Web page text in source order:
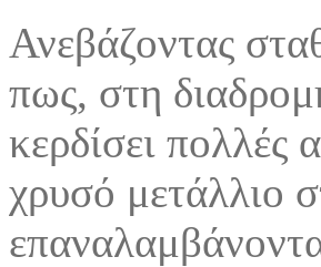
Ανεβάζοντας
πως, στη
κερδίσει πολλές
χρυσό μετάλλιο